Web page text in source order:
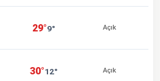
29°9° Açık
30°12° Açık